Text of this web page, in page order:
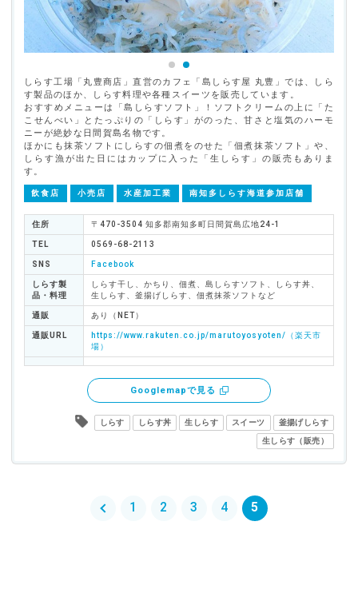
しらす工場「丸豊商店」直営のカフェ「島しらす屋 丸豊」では、しら
す製品のほか、しらす料理や各種スイーツを販売しています。
おすすめメニューは「島しらすソフト」！ソフトクリームの上に「た
こせんべい」とたっぷりの「しらす」がのった、甘さと塩気のハーモ
ニーが絶妙な日間賀島名物です。
ほかにも抹茶ソフトにしらすの佃煮をのせた「佃煮抹茶ソフト」や、
しらす漁が出た日にはカップに入った「生しらす」の販売もありま
す。
飲食店 小売店 水産加工業 南知多しらす海道参加店舗
住所 〒470-3504 知多郡南知多町日間賀島広地24-1
TEL 0569-68-2113
SNS Facebook
しらす製
品・料理
しらす干し、かちり、佃煮、島しらすソフト、しらす丼、
生しらす、釜揚げしらす、佃煮抹茶ソフトなど
通販 あり（NET）
通販URL
https://www.rakuten.co.jp/marutoyosyoten/（楽天市
場）
Googlemapで見る
しらす しらす丼 生しらす スイーツ 釜揚げしらす
生しらす（販売）
1 2 3 4 5